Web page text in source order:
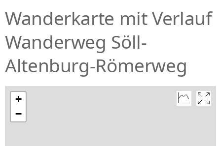
Wanderkarte mit Verlauf
Wanderweg Söll-
Altenburg-Römerweg
+
−